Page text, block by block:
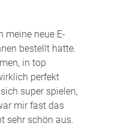
meine neue E-
bestellt hatte.
in top
perfekt
super spielen,
mir fast das
sehr schön aus.